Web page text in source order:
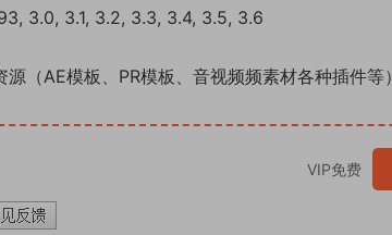
3.0, 3.1, 3.2, 3.3, 3.4, 3.5, 3.6
（AE模板、PR模板、音视频频素材各种插件等）
VIP免费